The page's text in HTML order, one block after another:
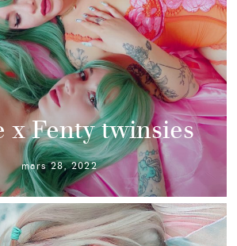
x Fenty twinsies
mars 28, 2022